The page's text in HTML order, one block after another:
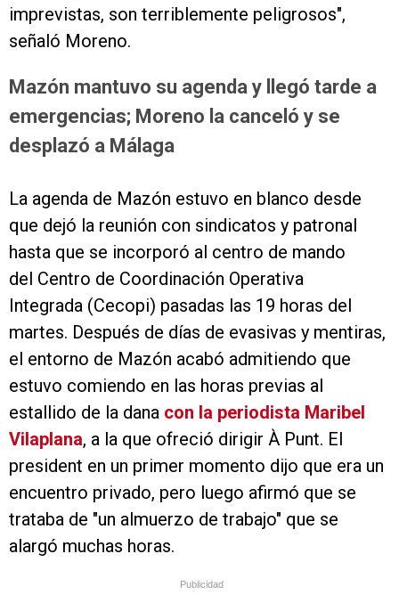
imprevistas, son terriblemente peligrosos",
señaló Moreno.
Mazón mantuvo su agenda y llegó tarde a
emergencias; Moreno la canceló y se
desplazó a Málaga
La agenda de Mazón estuvo en blanco desde
que dejó la reunión con sindicatos y patronal
hasta que se incorporó al centro de mando
del Centro de Coordinación Operativa
Integrada (Cecopi) pasadas las 19 horas del
martes. Después de días de evasivas y mentiras,
el entorno de Mazón acabó admitiendo que
estuvo comiendo en las horas previas al
estallido de la dana con la periodista Maribel
Vilaplana, a la que ofreció dirigir À Punt. El
president en un primer momento dijo que era un
encuentro privado, pero luego afirmó que se
trataba de "un almuerzo de trabajo" que se
alargó muchas horas.
Publicidad